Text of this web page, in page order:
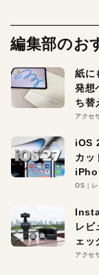
編集部のお
紙に
発想
ち替
アクセ
iOS
カッ
OS レ
レビ
ェッ
アクセ